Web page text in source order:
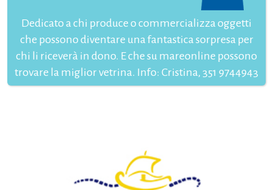
Dedicato a chi produce o commercializza oggetti
che possono diventare una fantastica sorpresa per
chi li riceverà in dono. E che su mareonline possono
trovare la miglior vetrina. Info: Cristina, 351 9744943